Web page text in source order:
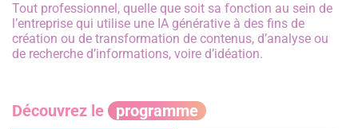
Tout professionnel, quelle que soit sa fonction au sein de
l’entreprise qui utilise une IA générative à des fins de
création ou de transformation de contenus, d’analyse ou
de recherche d’informations, voire d’idéation.
Découvrez le programme